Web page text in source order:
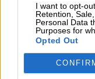
I want to opt-
Retention,
Personal Data
Purposes for
Opted Out